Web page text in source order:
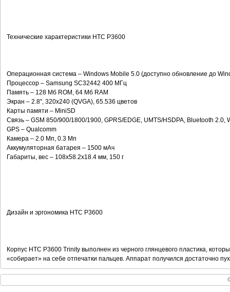
Технические характеристики HTC P3600
Операционная система – Windows Mobile 5.0 (доступно обновление до
Процессор – Samsung SC32442 400 МГц
Память – 128 Мб ROM, 64 Мб RAM
Экран – 2.8", 320x240 (QVGA), 65.536 цветов
Карты памяти – MiniSD
Связь – GSM 850/900/1800/1900, GPRS/EDGE, UMTS/HSDPA, Bluetooth 2.0,
GPS – Qualcomm
Камера – 2.0 Мп, 0.3 Мп
Аккумуляторная батарея – 1500 мАч
Габариты, вес – 108x58.2x18.4 мм, 150 г
Дизайн и эргономика HTC P3600
Корпус HTC P3600 Trinity выполнен из черного глянцевого пластика,
«собирает» на себе отпечатки пальцев. Аппарат получился достаточно